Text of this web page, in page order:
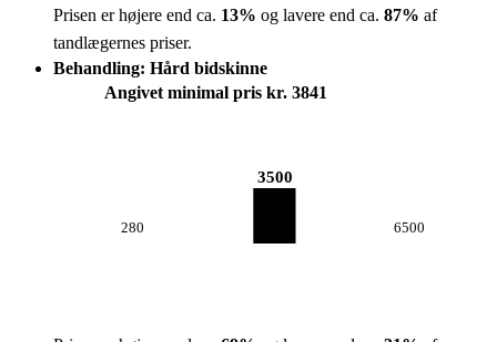
Prisen er højere end ca. 13% og lavere end ca. 87% af
tandlægernes priser.
Behandling: Hård bidskinne
Angivet minimal pris kr. 3841
280
3500
6500